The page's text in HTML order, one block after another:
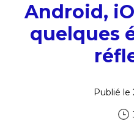
Android,
quelques
Publié le